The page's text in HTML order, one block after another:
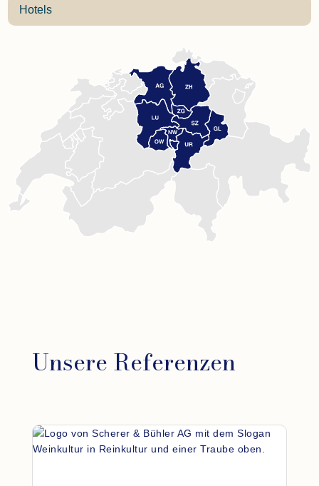
Hotels
Unsere Referenzen